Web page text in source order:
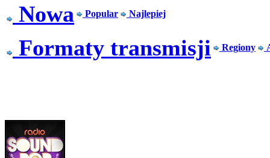
Nowa Popular Najlepiej
Formaty transmisji Regiony